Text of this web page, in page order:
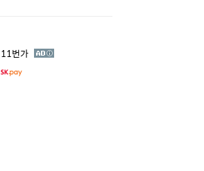
11번가 광